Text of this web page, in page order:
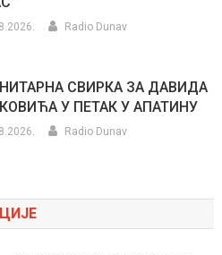
Radio Dunav
СВИРКА ЗА ДАВИДА
У ПЕТАК У АПАТИНУ
Radio Dunav